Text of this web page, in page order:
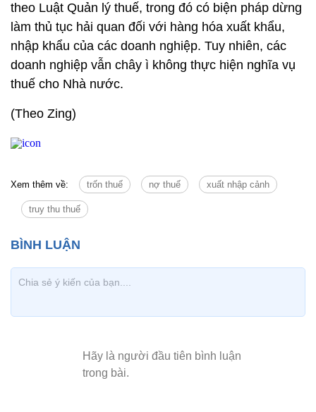
theo Luật Quản lý thuế, trong đó có biện pháp dừng
làm thủ tục hải quan đối với hàng hóa xuất khẩu,
nhập khẩu của các doanh nghiệp. Tuy nhiên, các
doanh nghiệp vẫn chây ì không thực hiện nghĩa vụ
thuế cho Nhà nước.
(Theo Zing)
Xem thêm về: trốn thuế nợ thuế xuất nhập cảnh
truy thu thuế